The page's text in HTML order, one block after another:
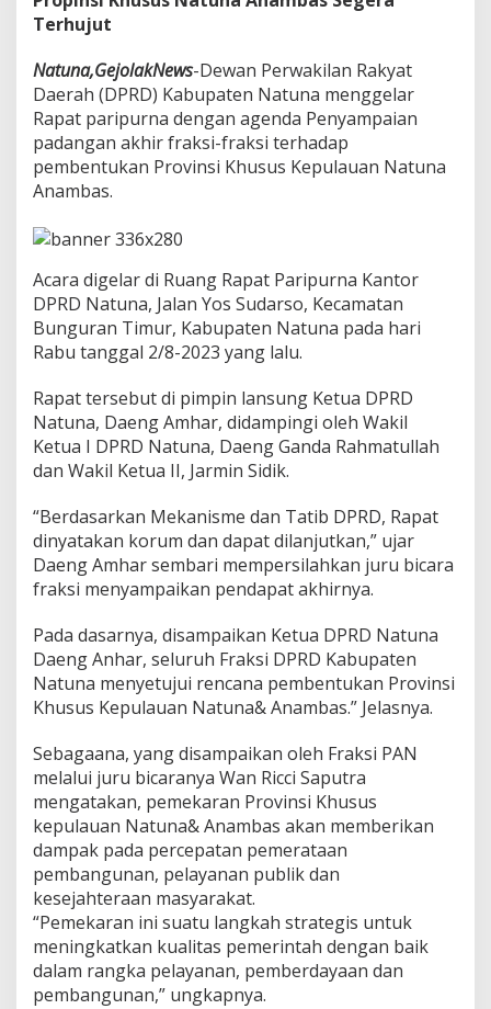
R
a
t
n
a
"
u
F
r
a
k
s
S
e
t
u
P
e
m
b
e
t
u
k
a
n
r
o
p
i
n
s
i
K
h
s
u
s
Terhujut
Natuna,GejolakNews-Dewan Perwakilan Rakyat
Daerah (DPRD) Kabupaten Natuna menggelar
Rapat paripurna dengan agenda Penyampaian
padangan akhir fraksi-fraksi terhadap
pembentukan Provinsi Khusus Kepulauan Natuna
Anambas.
Acara digelar di Ruang Rapat Paripurna Kantor
DPRD Natuna, Jalan Yos Sudarso, Kecamatan
Bunguran Timur, Kabupaten Natuna pada hari
Rabu tanggal 2/8-2023 yang lalu.
Rapat tersebut di pimpin lansung Ketua DPRD
Natuna, Daeng Amhar, didampingi oleh Wakil
Ketua I DPRD Natuna, Daeng Ganda Rahmatullah
dan Wakil Ketua II, Jarmin Sidik.
“Berdasarkan Mekanisme dan Tatib DPRD, Rapat
dinyatakan korum dan dapat dilanjutkan,” ujar
Daeng Amhar sembari mempersilahkan juru bicara
fraksi menyampaikan pendapat akhirnya.
Pada dasarnya, disampaikan Ketua DPRD Natuna
Daeng Anhar, seluruh Fraksi DPRD Kabupaten
Natuna menyetujui rencana pembentukan Provinsi
Khusus Kepulauan Natuna& Anambas.” Jelasnya.
Sebagaana, yang disampaikan oleh Fraksi PAN
melalui juru bicaranya Wan Ricci Saputra
mengatakan, pemekaran Provinsi Khusus
kepulauan Natuna& Anambas akan memberikan
dampak pada percepatan pemerataan
pembangunan, pelayanan publik dan
kesejahteraan masyarakat.
“Pemekaran ini suatu langkah strategis untuk
meningkatkan kualitas pemerintah dengan baik
dalam rangka pelayanan, pemberdayaan dan
pembangunan,” ungkapnya.